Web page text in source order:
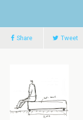
Share Tweet